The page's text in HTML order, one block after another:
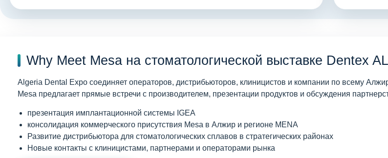
Why Meet Mesa на стоматологической выставке Dentex
Algeria Dental Expo соединяет операторов, дистрибьюторов, клиницистов и компании по всему
Mesa предлагает прямые встречи с производителем, презентации продуктов и обсуждения
презентация имплантационной системы IGEA
консолидация коммерческого присутствия Mesa в Алжир и регионе MENA
Развитие дистрибьютора для стоматологических сплавов в стратегических районах
Новые контакты с клиницистами, партнерами и операторами рынка